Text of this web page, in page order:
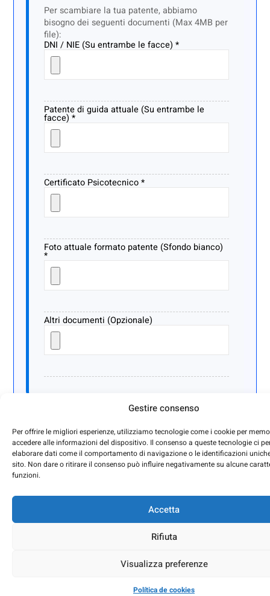
Gestire consenso
Per offrire le migliori esperienze, utilizziamo tecnologie come i cookie per
accedere alle informazioni del dispositivo. Il consenso a queste tecnologie ci
elaborare dati come il comportamento di navigazione o le identificazioni
sito. Non dare o ritirare il consenso può influire negativamente su alcune
funzioni.
Accetta
Rifiuta
Visualizza preferenze
Política de cookies
Per scambiare la tua patente, abbiamo
bisogno dei seguenti documenti (Max 4MB per
file):
DNI / NIE (Su entrambe le facce) *
Patente di guida attuale (Su entrambe le
facce) *
Certificato Psicotecnico *
Foto attuale formato patente (Sfondo bianco)
*
Altri documenti (Opzionale)
informativa sulla privacy.